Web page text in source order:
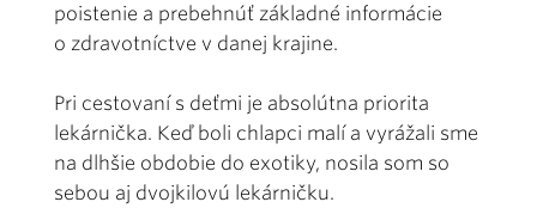
poistenie a prebehnúť základné informácie
o zdravotníctve v danej krajine.
Pri cestovaní s deťmi je absolútna priorita
lekárnička. Keď boli chlapci malí a vyrážali sme
na dlhšie obdobie do exotiky, nosila som so
sebou aj dvojkilovú lekárničku.